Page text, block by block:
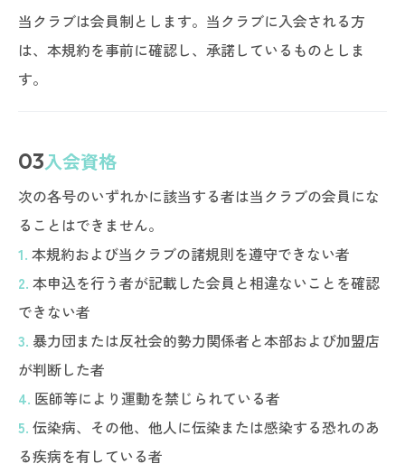
当クラブは会員制とします。当クラブに入会される方
は、本規約を事前に確認し、承諾しているものとしま
す。
03入会資格
次の各号のいずれかに該当する者は当クラブの会員にな
ることはできません。
1. 本規約および当クラブの諸規則を遵守できない者
2. 本申込を行う者が記載した会員と相違ないことを確認
できない者
3. 暴力団または反社会的勢力関係者と本部および加盟店
が判断した者
4. 医師等により運動を禁じられている者
5. 伝染病、その他、他人に伝染または感染する恐れのあ
る疾病を有している者